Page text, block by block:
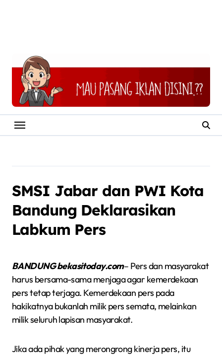
SMSI Jabar dan PWI Kota
Bandung Deklarasikan
Labkum Pers
BANDUNG bekasitoday.com– Pers dan masyarakat
harus bersama-sama menjaga agar kemerdekaan
pers tetap terjaga. Kemerdekaan pers pada
hakikatnya bukanlah milik pers semata, melainkan
milik seluruh lapisan masyarakat.
Jika ada pihak yang merongrong kinerja pers, itu